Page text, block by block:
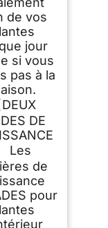
de vos
jour
si vous
pas à la
DEUX
DE
Les
de
pour